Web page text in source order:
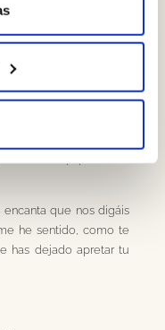
pieza.
abordar el tratamiento
haber sido más
que hubiera perdido
que nos digáis
he sentido, como te
has dejado apretar tu